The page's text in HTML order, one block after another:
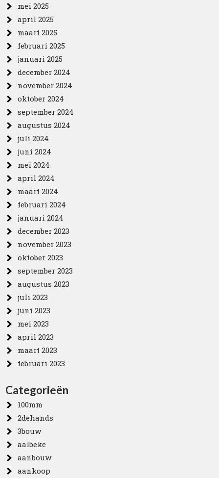
mei 2025
april 2025
maart 2025
februari 2025
januari 2025
december 2024
november 2024
oktober 2024
september 2024
augustus 2024
juli 2024
juni 2024
mei 2024
april 2024
maart 2024
februari 2024
januari 2024
december 2023
november 2023
oktober 2023
september 2023
augustus 2023
juli 2023
juni 2023
mei 2023
april 2023
maart 2023
februari 2023
Categorieën
100mm
2dehands
3bouw
aalbeke
aanbouw
aankoop